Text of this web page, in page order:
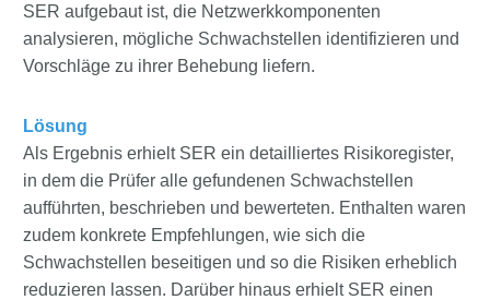
SER aufgebaut ist, die Netzwerkkomponenten
analysieren, mögliche Schwachstellen identifizieren und
Vorschläge zu ihrer Behebung liefern.
Lösung
Als Ergebnis erhielt SER ein detailliertes Risikoregister,
in dem die Prüfer alle gefundenen Schwachstellen
aufführten, beschrieben und bewerteten. Enthalten waren
zudem konkrete Empfehlungen, wie sich die
Schwachstellen beseitigen und so die Risiken erheblich
reduzieren lassen. Darüber hinaus erhielt SER einen